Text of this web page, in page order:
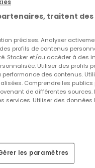
jeunes actifs,
votre lieu de vie
traitent
précises. Analyser
des profils de contenus
Stocker et/ou accéder à des
Utiliser des profils
des contenus.
Comprendre les
de différentes sources.
services. Utiliser des
les paramètres